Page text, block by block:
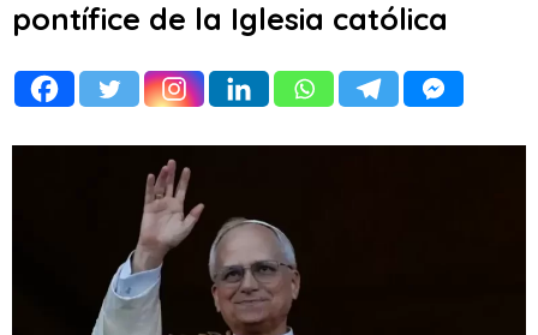
pontífice de la Iglesia católica